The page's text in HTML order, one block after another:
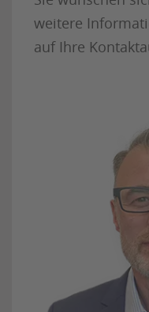
weitere
auf Ihre